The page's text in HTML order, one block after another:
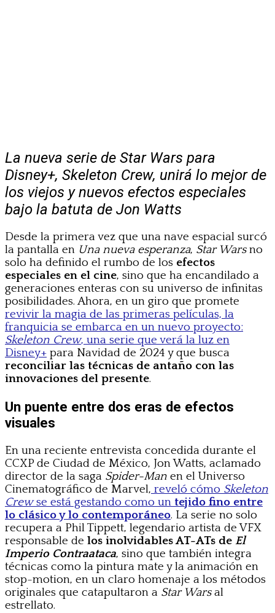
La nueva serie de Star Wars para
Disney+, Skeleton Crew, unirá lo mejor de
los viejos y nuevos efectos especiales
bajo la batuta de Jon Watts
Desde la primera vez que una nave espacial surcó
la pantalla en Una nueva esperanza, Star Warsno
solo ha definido el rumbo de los efectos
especiales en el cine, sino que ha encandilado a
generaciones enteras con su universo de infinitas
posibilidades. Ahora, en un giro que promete
revivir la magia de las primeras películas, la
franquicia se embarca en un nuevo proyecto:
Skeleton Crew, una serie que verá la luz en
Disney+ para Navidad de 2024 y que busca
reconciliar las técnicas de antaño con las
innovaciones del presente.
Un puente entre dos eras de efectos
visuales
En una reciente entrevista concedida durante el
CCXP de Ciudad de México, Jon Watts, aclamado
director de la saga Spider-Man en el Universo
Cinematográfico de Marvel, reveló cómo Skeleton
Crewse está gestando como un tejido fino entre
lo clásico y lo contemporáneo. La serie no solo
recupera a Phil Tippett, legendario artista de VFX
responsable de los inolvidables AT-ATs de El
Imperio Contraataca, sino que también integra
técnicas como la pintura mate y la animación en
stop-motion, en un claro homenaje a los métodos
originales que catapultaron a Star Warsal
estrellato.